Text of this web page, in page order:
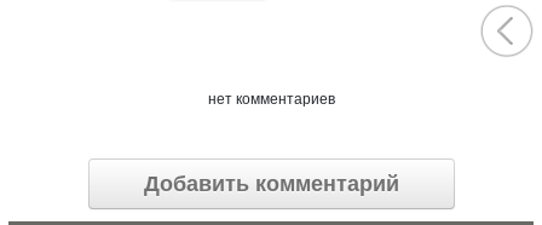
нет комментариев
Добавить комментарий